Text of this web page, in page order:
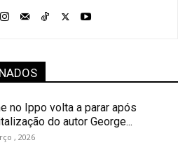
no Ippo volta a parar após
do autor George...
, 2026